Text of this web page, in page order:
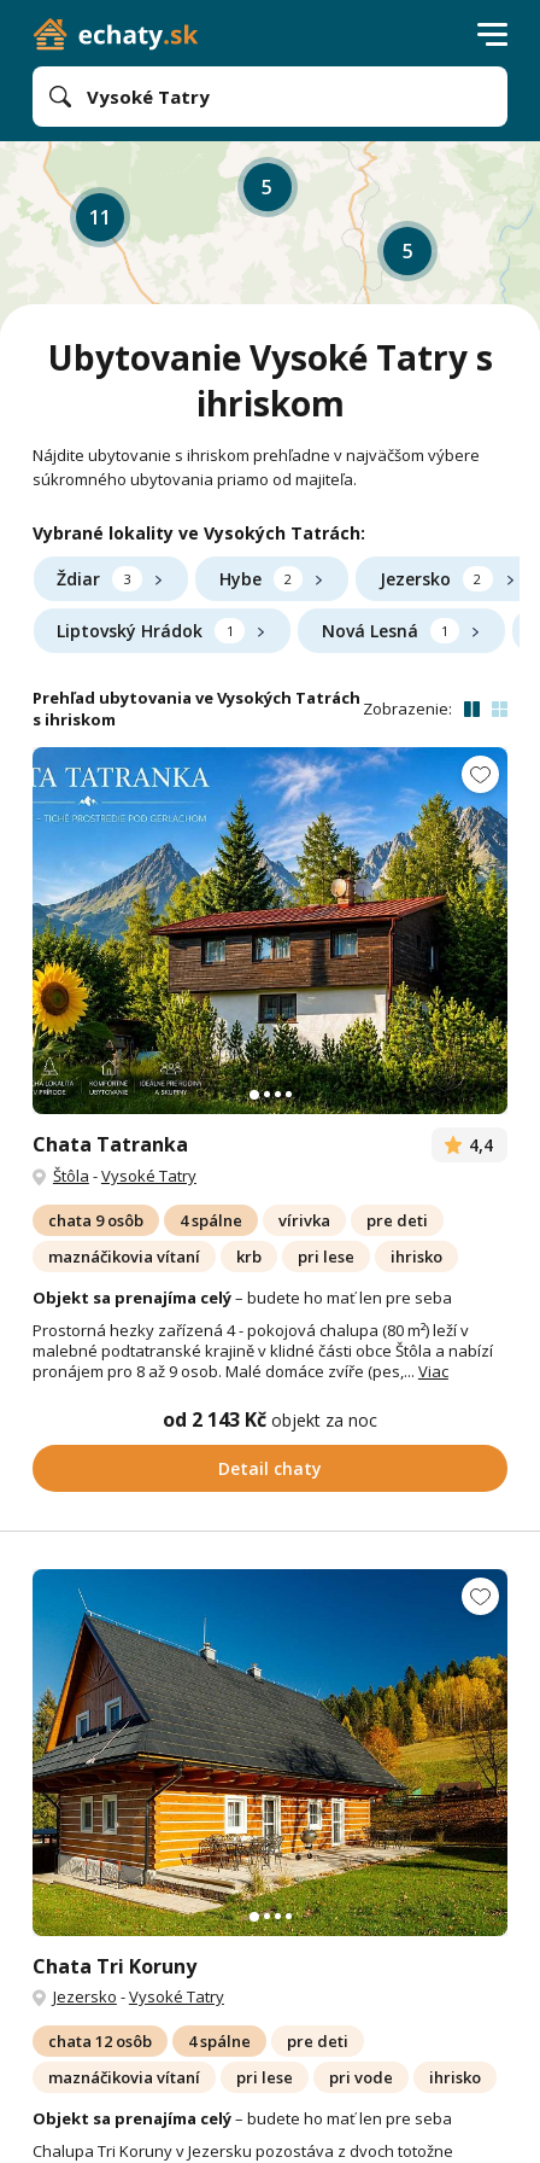
Vysoké Tatry
11
5
5
Ubytovanie Vysoké Tatry s
ihriskom
Nájdite ubytovanie s ihriskom prehľadne v najväčšom výbere
súkromného ubytovania priamo od majiteľa.
Vybrané lokality ve Vysokých Tatrách:
Ždiar 3 Hybe 2 Jezersko 2
Liptovský Hrádok 1 Nová Lesná 1
Prehľad ubytovania ve Vysokých Tatrách
s ihriskom
Zobrazenie:
Chata Tatranka 4,4
Štôla -Vysoké Tatry
chata 9 osôb 4 spálne vírivka
pre deti
maznáčikovia vítaní
krb pri lese
ihrisko
Objekt sa prenajíma celý– budete ho mať len pre seba
Prostorná hezky zařízená 4 - pokojová chalupa (80 m²) leží v
malebné podtatranské krajině v klidné části obce Štôla a nabízí
pronájem pro 8 až 9 osob. Malé domáce zvíře (pes,... Viac
od 2 143 Kč objekt za noc
Detail chaty
Chata Tri Koruny
Jezersko -Vysoké Tatry
chata 12 osôb 4 spálne
pre deti
maznáčikovia vítaní
pri lese pri vode
ihrisko
Objekt sa prenajíma celý– budete ho mať len pre seba
Chalupa Tri Koruny v Jezersku pozostáva z dvoch totožne